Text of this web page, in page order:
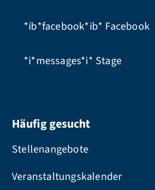
*ib*facebook*ib* Facebook
*i*messages*i* Stage
Häufig gesucht
Stellenangebote
Veranstaltungskalender